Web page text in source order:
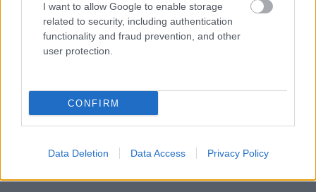
I want to allow Google to enable storage
related to security, including authentication
functionality and fraud prevention, and other
user protection.
CONFIRM
Data Deletion Data Access Privacy Policy